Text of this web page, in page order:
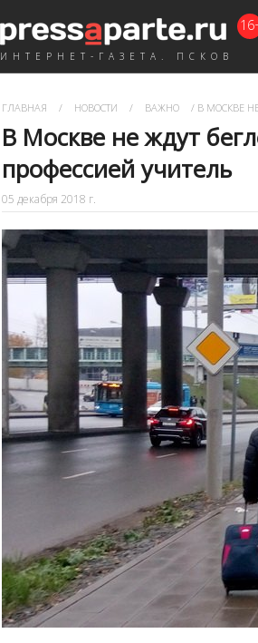
ИНТЕРНЕТ-ГАЗЕТА. ПСКОВ
ГЛАВНАЯ / НОВОСТИ / ВАЖНО / В МОСКВЕ
В Москве не ждут
профессией учитель
05 декабря 2018 г.